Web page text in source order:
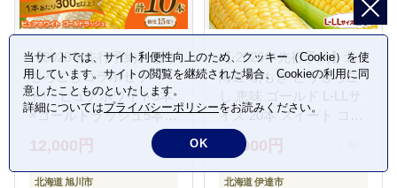
【2026年先行予約】とう
もろこしコラボセッ
ト! ピュアホワイト5本
×ゴールドラッシュ5本
（2026年8月下旬から発
送開始予定）【 白いと
うもろこし 人気 北海道
12,000円
北海道 旭川市
【 2026年先行予約】北
海道 朝もぎ とうもろこ
し 恵味 ゴールド L-LLサ
イズ 20本 スイート コー
ン トウモロコシ とうき
び 旬 完熟 野菜 採れたて
朝採り 甘い めぐみ 産地
17,000円
北海道 伊達市
当サイトでは、サイト利便性向上のため、クッキー（Cookie）を使
用しています。サイトの閲覧を継続された場合、Cookieの利用に同
意したことものといたします。
詳細についてはプライバシーポリシーをお読みください。
OK